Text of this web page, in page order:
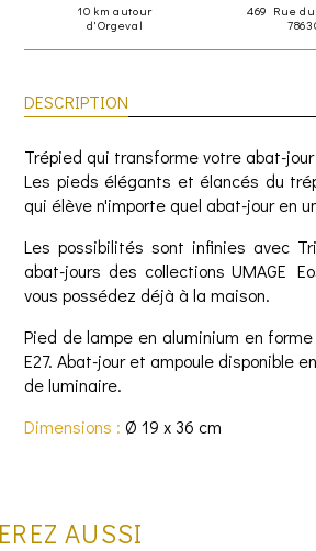
10 km autour
d'Orgeval
469 Rue
DESCRIPTION
Trépied qui transforme votre abat-
Les pieds élégants et élancés du
qui élève n'importe quel abat-jour en
Les possibilités sont infinies avec
abat-jours des collections UMAGE
vous possédez déjà à la maison.
Pied de lampe en aluminium en
E27. Abat-jour et ampoule disponible
de luminaire.
Dimensions : Ø 19 x 36 cm
AUSSI